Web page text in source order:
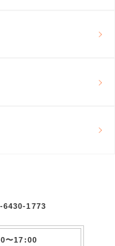
1773
〜17:00